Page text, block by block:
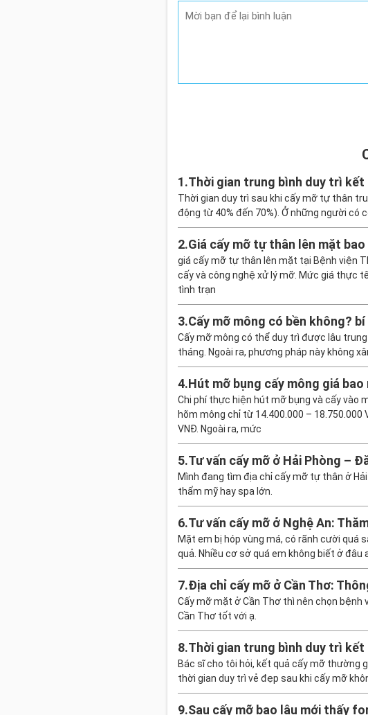
1.Thời gian trung bình duy trì kết
Thời gian duy trì sau khi cấy mỡ tự thân
động từ 40% đến 70%). Ở những người có
2.Giá cấy mỡ tự thân lên mặt
giá cấy mỡ tự thân lên mặt tại Bệnh viện
cấy và công nghệ xử lý mỡ. Mức giá thực
tình trạn
3.Cấy mỡ mông có bền không?
Cấy mỡ mông có thể duy trì được lâu
tháng. Ngoài ra, phương pháp này không
4.Hút mỡ bụng cấy mông giá
Chi phí thực hiện hút mỡ bụng và cấy vào
hõm mông chỉ từ 14.400.000 –
VNĐ. Ngoài ra, mức
5.Tư vấn cấy mỡ ở Hải Phòng –
Mình đang tìm địa chỉ cấy mỡ tự thân ở
thẩm mỹ hay spa lớn.
6.Tư vấn cấy mỡ ở Nghệ An:
Mặt em bị hóp vùng má, có rãnh cười quá
quả. Nhiều cơ sở quá em không biết ở đâu
7.Địa chỉ cấy mỡ ở Cần Thơ:
Cấy mỡ mặt ở Cần Thơ thì nên chọn
Cần Thơ tốt với ạ.
8.Thời gian trung bình duy trì kết
Bác sĩ cho tôi hỏi, kết quả cấy mỡ thường
thời gian duy trì vẻ đẹp sau khi cấy mỡ
9.Sau cấy mỡ bao lâu mới thấy